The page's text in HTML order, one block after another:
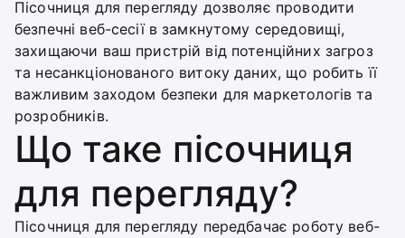
Пісочниця для перегляду дозволяє проводити
безпечні веб-сесії в замкнутому середовищі,
захищаючи ваш пристрій від потенційних загроз
та несанкціонованого витоку даних, що робить її
важливим заходом безпеки для маркетологів та
розробників.
Що таке пісочниця
для перегляду?
Пісочниця для перегляду передбачає роботу веб-